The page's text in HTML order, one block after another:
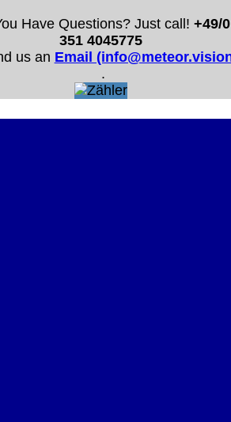
Have Questions? Just call!+49/0
351 4045775
us an Email
.